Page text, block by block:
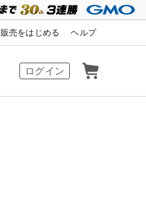
販売をはじめる ヘルプ
ログイン